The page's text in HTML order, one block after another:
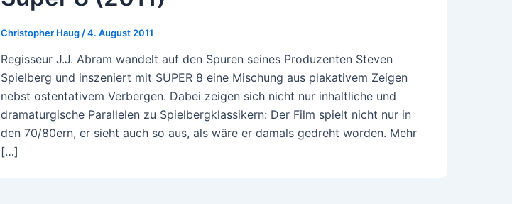
Christopher Haug /4. August 2011
Regisseur J.J. Abram wandelt auf den Spuren seines Produzenten Steven
Spielberg und inszeniert mit SUPER 8 eine Mischung aus plakativem Zeigen
nebst ostentativem Verbergen. Dabei zeigen sich nicht nur inhaltliche und
dramaturgische Parallelen zu Spielbergklassikern: Der Film spielt nicht nur in
den 70/80ern, er sieht auch so aus, als wäre er damals gedreht worden. Mehr
[…]